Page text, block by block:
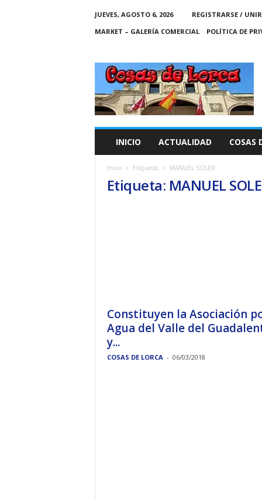
JUEVES, AGOSTO 6, 2026
REGISTRARSE /
MARKET – GALERÍA COMERCIAL
POLÍTICA DE
C
A
S
INICIO ACTUALIDAD COSAS
Inicio Etiquetas MANUEL SOLER
Etiqueta: MANUEL
Constituyen la Asociación
Agua del Valle del
y...
COSAS DE LORCA - 06/03/2018